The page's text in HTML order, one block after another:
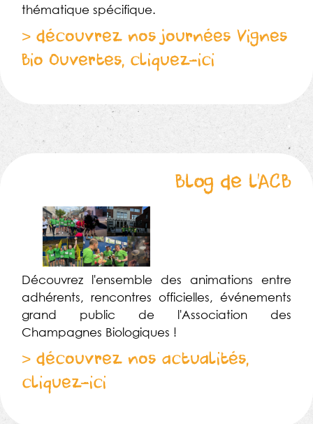
thématique spécifique.
> découvrez nos journées Vignes
Bio Ouvertes, cliquez-ici
Blog de l’ACB
Découvrez l'ensemble des animations entre
adhérents, rencontres officielles, événements
grand public de l'Association des
Champagnes Biologiques !
> découvrez nos actualités,
cliquez-ici